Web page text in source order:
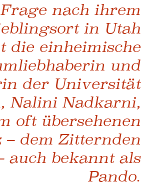
nach ihrem
in Utah
die einheimische
und
der Universität
Nalini Nadkarni,
oft übersehenen
– dem Zitternden
auch bekannt als
Pando.